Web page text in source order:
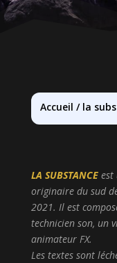
Accueil / la
LA SUBSTANCEest
originaire du sud
2021. Il est
technicien son, un
animateur FX.
Les textes sont